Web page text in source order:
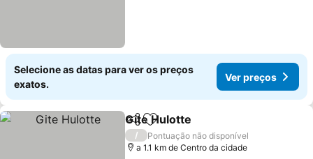
Selecione as datas para ver os preços
exatos.
Ver preços
PartilharAdicionar aos favoritos
Gite Hulotte
/
Pontuação não disponível
a 1.1 km de Centro da cidade